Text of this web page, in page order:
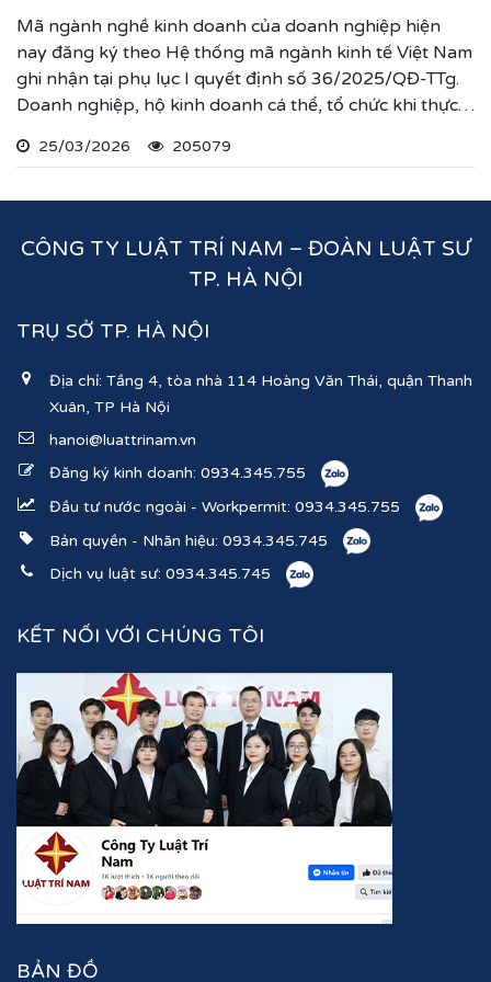
Mã ngành nghề kinh doanh của doanh nghiệp hiện
nay đăng ký theo Hệ thống mã ngành kinh tế Việt Nam
ghi nhận tại phụ lục I quyết định số 36/2025/QĐ-TTg.
Doanh nghiệp, hộ kinh doanh cá thể, tổ chức khi thực
ghi nhận lĩnh vực hoạt động, ngành nghề kinh doanh
25/03/2026 205079
CÔNG TY LUẬT TRÍ NAM – ĐOÀN LUẬT SƯ
TP. HÀ NỘI
TRỤ SỞ TP. HÀ NỘI
Địa chỉ: Tầng 4, tòa nhà 114 Hoàng Văn Thái, quận Thanh
Xuân, TP Hà Nội
hanoi@luattrinam.vn
Đăng ký kinh doanh: 0934.345.755
Đầu tư nước ngoài - Workpermit: 0934.345.755
Bản quyền - Nhãn hiệu: 0934.345.745
Dịch vụ luật sư: 0934.345.745
KẾT NỐI VỚI CHÚNG TÔI
BẢN ĐỒ